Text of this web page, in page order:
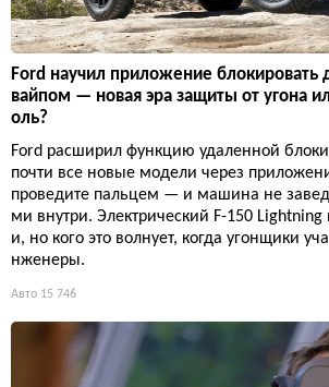
Ford научил приложение блокировать
вайпом — новая эра защиты от угона
оль?
Ford расширил функцию удаленной
почти все новые модели через
проведите пальцем — и машина не
ми внутри. Электрический F-150
и, но кого это волнует, когда угонщики
нженеры.
Авто 15 746